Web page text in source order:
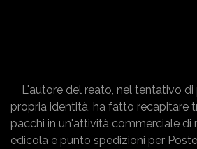
L'autore del reato, nel tentativo di
propria identità, ha fatto recapitare
pacchi in un'attività commerciale di
edicola e punto spedizioni per